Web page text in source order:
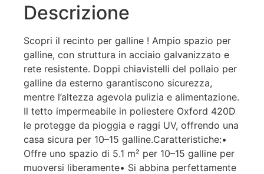
Descrizione
Scopri il recinto per galline ! Ampio spazio per
galline, con struttura in acciaio galvanizzato e
rete resistente. Doppi chiavistelli del pollaio per
galline da esterno garantiscono sicurezza,
mentre l’altezza agevola pulizia e alimentazione.
Il tetto impermeabile in poliestere Oxford 420D
le protegge da pioggia e raggi UV, offrendo una
casa sicura per 10–15 galline.Caratteristiche:•
Offre uno spazio di 5.1 m² per 10–15 galline per
muoversi liberamente• Si abbina perfettamente